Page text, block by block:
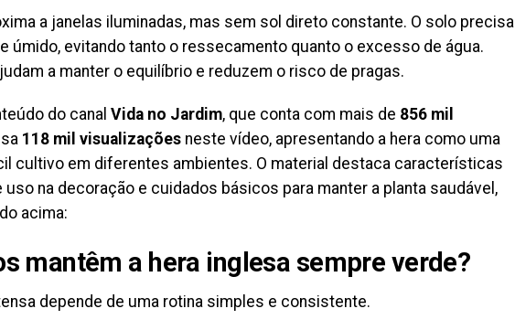
a janelas iluminadas, mas sem sol direto constante. O solo precisa
úmido, evitando tanto o ressecamento quanto o excesso de água.
a manter o equilíbrio e reduzem o risco de pragas.
do canal Vida no Jardim, que conta com mais de 856 mil
118 mil visualizações neste vídeo, apresentando a hera como uma
cultivo em diferentes ambientes. O material destaca características
na decoração e cuidados básicos para manter a planta saudável,
acima:
mantêm a hera inglesa sempre verde?
depende de uma rotina simples e consistente.